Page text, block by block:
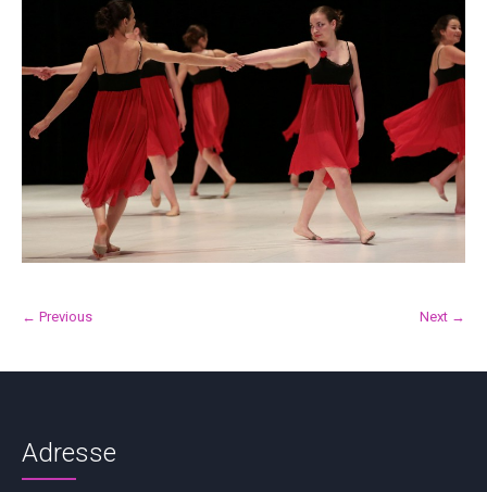
← Previous Next →
Adresse